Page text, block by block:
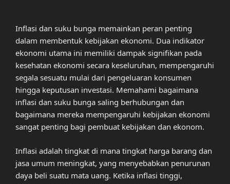
Inflasi dan suku bunga memainkan peran penting
dalam membentuk kebijakan ekonomi. Dua indikator
ekonomi utama ini memiliki dampak signifikan pada
kesehatan ekonomi secara keseluruhan, mempengaruhi
segala sesuatu mulai dari pengeluaran konsumen
hingga keputusan investasi. Memahami bagaimana
inflasi dan suku bunga saling berhubungan dan
bagaimana mereka mempengaruhi kebijakan ekonomi
sangat penting bagi pembuat kebijakan dan ekonom.
Inflasi adalah tingkat di mana tingkat harga barang dan
jasa umum meningkat, yang menyebabkan penurunan
daya beli suatu mata uang. Ketika inflasi tinggi,